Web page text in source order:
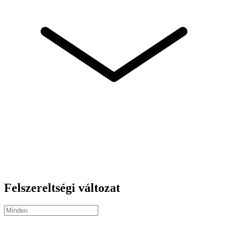
Felszereltségi változat